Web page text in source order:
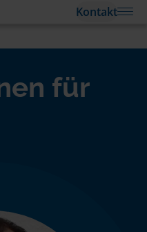
Kontakt
für